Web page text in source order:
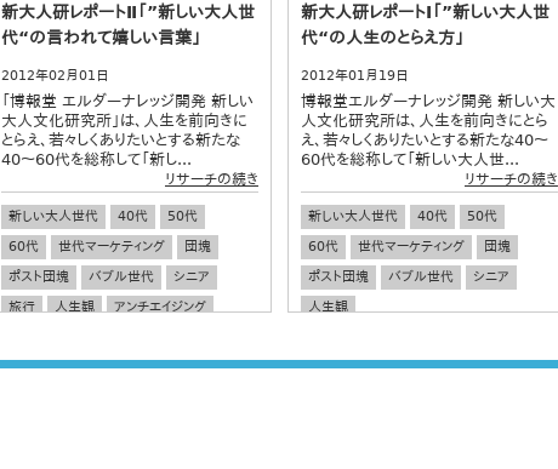
新大人研レポートⅡ「”新しい大人世
代“の言われて嬉しい言葉」
2012年02月01日
「博報堂 エルダーナレッジ開発 新しい
大人文化研究所」は、人生を前向きに
とらえ、若々しくありたいとする新たな
40～60代を総称して「新し...
リサーチの続き
新しい大人世代 40代
50代
60代
世代マーケティング
団塊
ポスト団塊
バブル世代
シニア
旅行
人生観 アンチエイジング
新大人研レポートⅠ「”新しい大人世
代“の人生のとらえ方」
2012年01月19日
博報堂エルダーナレッジ開発 新しい大
人文化研究所は、人生を前向きにとら
え、若々しくありたいとする新たな40～
60代を総称して「新しい大人世...
リサーチの続き
新しい大人世代 40代
50代
60代
世代マーケティング
団塊
ポスト団塊
バブル世代
シニア
人生観